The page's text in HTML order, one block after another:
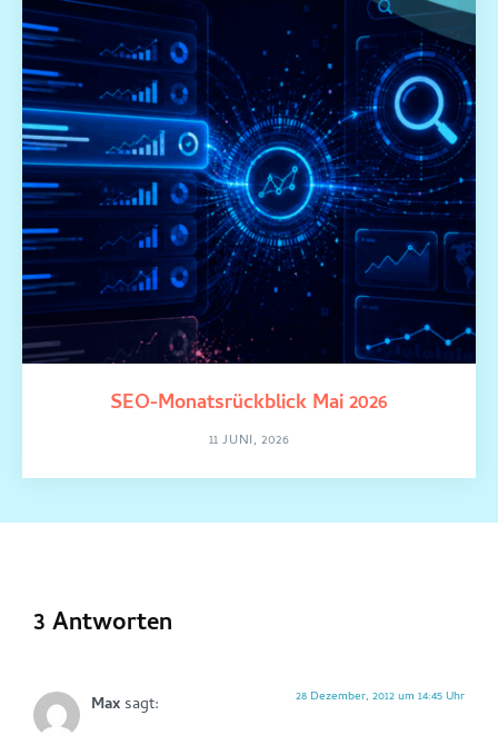
SEO-Monatsrückblick Mai 2026
11 JUNI, 2026
3 Antworten
Maxsagt: 28 Dezember, 2012 um 14:45 Uhr